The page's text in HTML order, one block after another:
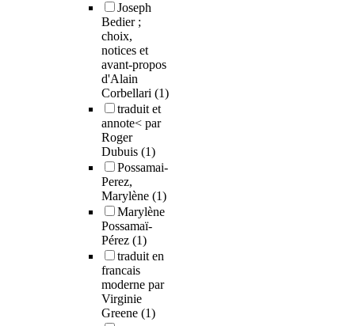
Joseph
Bedier ;
choix,
notices et
avant-propos
d'Alain
Corbellari (1)
traduit et
annote< par
Roger
Dubuis (1)
Possamai-
Perez,
Marylène (1)
Marylène
Possamaï-
Pérez (1)
traduit en
francais
moderne par
Virginie
Greene (1)